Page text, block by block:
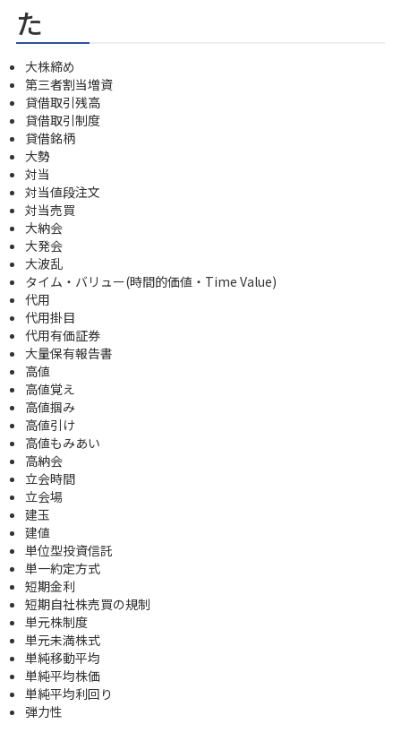
た
大株締め
第三者割当増資
貸借取引残高
貸借取引制度
貸借銘柄
大勢
対当
対当値段注文
対当売買
大納会
大発会
大波乱
タイム・バリュー(時間的価値・Time Value)
代用
代用掛目
代用有価証券
大量保有報告書
高値
高値覚え
高値掴み
高値引け
高値もみあい
高納会
立会時間
立会場
建玉
建値
単位型投資信託
単一約定方式
短期金利
短期自社株売買の規制
単元株制度
単元未満株式
単純移動平均
単純平均株価
単純平均利回り
弾力性